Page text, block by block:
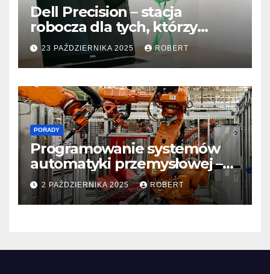
Dell Precision – stacja
robocza dla tych, którzy
programują z pasją
23 PAŹDZIERNIKA 2025 ROBERT
PORADY
Programowanie systemów
automatyki przemysłowej –
nauka od podstaw
2 PAŹDZIERNIKA 2025 ROBERT